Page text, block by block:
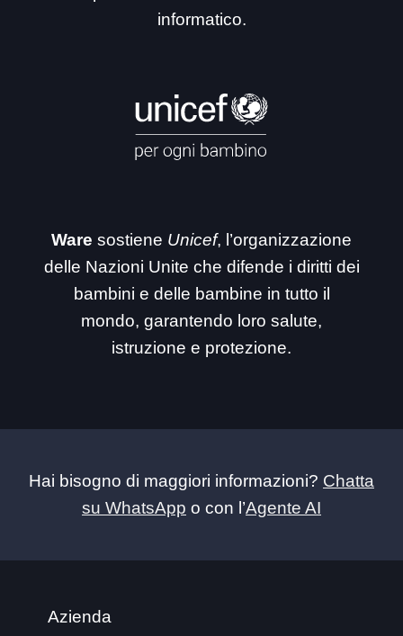
informatico.
Ware sostiene Unicef, l’organizzazione
delle Nazioni Unite che difende i diritti dei
bambini e delle bambine in tutto il
mondo, garantendo loro salute,
istruzione e protezione.
Hai bisogno di maggiori informazioni? Chatta
su WhatsApp o con l’Agente AI
Azienda